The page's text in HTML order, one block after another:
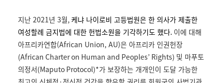
지난 2021 년 3월, 케냐 나이로비 고등법원은 한 의사가 제출한
여성할례 금지법에 대한 헌법소원을 기각하기도 했다. 이에 대해
아프리카연합(African Union, AU)은 아프리카 인권헌장
(African Charter on Human and Peoples’ Rights) 및 마푸토
의정서(Maputo Protocol)*가 보장하는 개개인이 도달 가능한